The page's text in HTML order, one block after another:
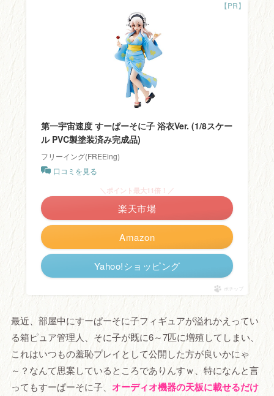
第一宇宙速度 すーぱーそに子 浴衣Ver. (1/8スケー
ル PVC製塗装済み完成品)
フリーイング(FREEing)
口コミを見る
Amazon
＼ポイント最大11倍！／
楽天市場
Yahoo!ショッピング
ポチップ
最近、部屋中にすーぱーそに子フィギュアが溢れかえってい
る箱ピュア管理人、そに子が既に6～7匹に増殖してしまい、
これはいつもの羞恥プレイとして公開した方が良いかにゃ
～？なんて思案しているところでありんすｗ、特になんと言
ってもすーぱーそに子、 オーディオ機器の天板に載せるだけ